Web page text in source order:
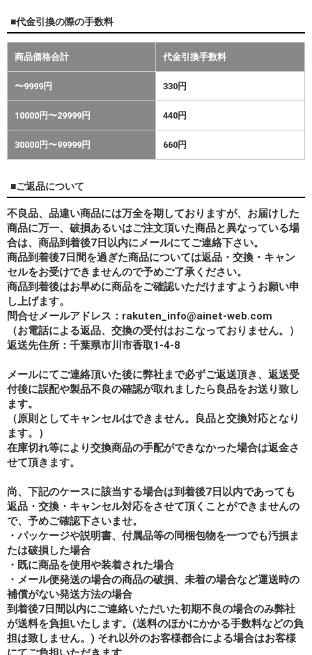
■代金引換の際の手数料
商品価格合計 代金引換手数料
〜9999円 330円
10000円〜29999円 440円
30000円〜99999円 660円
■ご返品について
不良品、品違い商品には万全を期しておりますが、お届けした
商品に万一、破損あるいはご注文頂いた商品と異なっている場
合は、商品到着後7日以内にメールにてご連絡下さい。
商品到着後7日間を過ぎた商品については返品・交換・キャン
セルをお受けできませんので予めご了承ください。
商品到着後はお早めに商品をご確認いただけますようお願い申
し上げます。
問合せメールアドレス：rakuten_info@ainet-web.com
（お電話による返品、交換の受付はおこなっておりません。）
返送先住所：千葉県市川市香取1-4-8
メールにてご連絡頂いた後に弊社まで必ずご返送頂き、返送受
付後に誤配や製品不良の確認が取れましたら良品をお送り致し
ます。
（原則としてキャンセルはできません。良品と交換対応となり
ます。）
在庫切れ等により交換商品の手配ができなかった場合は返金さ
せて頂きます。
尚、下記のケースに該当する場合は到着後7日以内であっても
返品・交換・キャンセル対応をさせて頂くことができませんの
で、予めご確認下さいませ。
・パッケージや説明書、付属品等の同梱包物を一つでも汚損ま
たは破損した場合
・既に商品を使用や装着された場合
・メール便発送の場合の商品の破損、未着の場合など運送時の
補償がない発送方法の場合
到着後7日間以内にご連絡いただいた初期不良の場合のみ弊社
が送料を負担いたします。(送料のほかにかかる手数料などの負
担は致しません。) それ以外のお客様都合による場合はお客様